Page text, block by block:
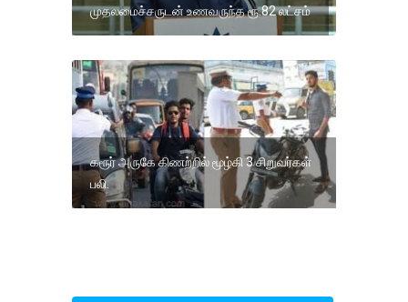
முதலமைச்சருடன் உணவருந்த ரூ.82 லட்சம்
கரூர் அருகே கிணற்றில் மூழ்கி 3 சிறுவர்கள்
பலி.